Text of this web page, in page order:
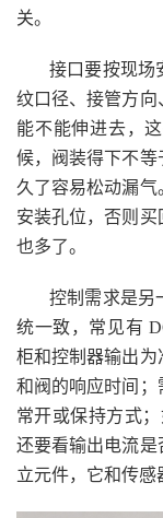
关。
接口要按现场
纹口径、接管方
能不能伸进去，
候，阀装得下不等
久了容易松动漏气
安装孔位，否则
也多了。
控制需求是另
统一致，常见有
柜和控制器输出
和阀的响应时间；
常开或保持方式
还要看输出电流是
立元件，它和传感